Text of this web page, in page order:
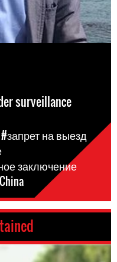
surveillance
#запрет на выезд
заключение